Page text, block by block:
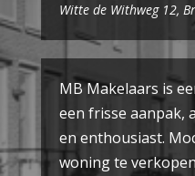
Witte de Withweg 12,
MB Makelaars is
een frisse aanpak,
en enthousiast.
woning te